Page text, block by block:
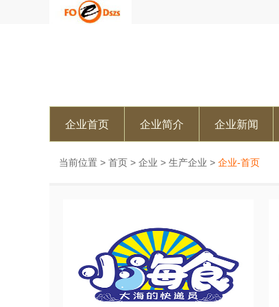
企业首页 企业简介 企业新闻
当前位置 > 首页 > 企业 > 生产企业 > 企业-首页